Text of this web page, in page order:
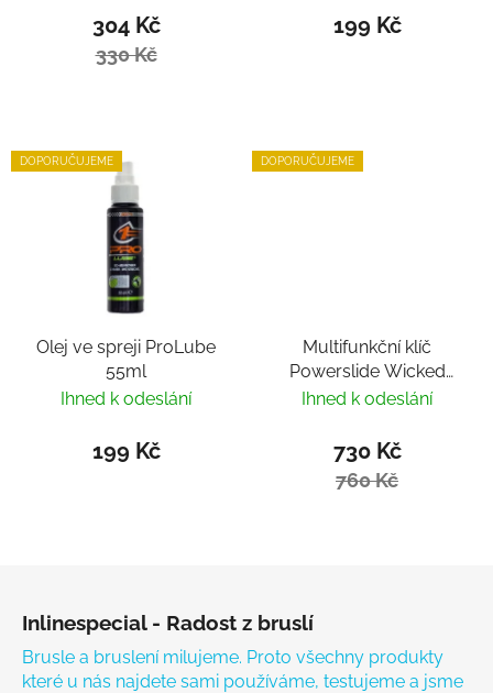
304 Kč
330 Kč
199 Kč
DOPORUČUJEME
Olej ve spreji ProLube
55ml
Ihned k odeslání
199 Kč
DOPORUČUJEME
Multifunkční klíč
Powerslide Wicked
Hardcore Tool
Ihned k odeslání
730 Kč
760 Kč
Inlinespecial - Radost z bruslí
Brusle a bruslení milujeme. Proto všechny produkty
které u nás najdete sami používáme, testujeme a jsme